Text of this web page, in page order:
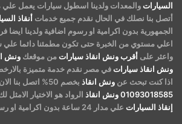
السيارات
أتصل بنا نصلك في الحال نقدم جميع خدمات أنقاذ
الجمهورية بدون اكرامية او رسوم اضافية ولدينا
اعلي مستوي من الخبرة حتى تكون مطمئنا دائما علي
واعثر على أقرب ونش انقاذ سيارات من موقعك ونش
ونش انقاذ سيارات في مصر نقدم خدمة متميزة
اذا كنت تبحث عن ونش انقاذ بخصم 50% اتصل بنا الان علي
01093018585ونش انقاذ الرواد هو الاختيار
إنقاذ السيارات علي مدار 24 ساعة بدون اكرامية او رسوم اضافية.